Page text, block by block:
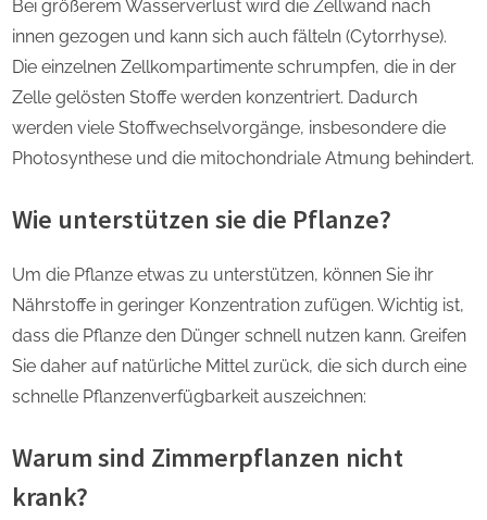
Bei größerem Wasserverlust wird die Zellwand nach
innen gezogen und kann sich auch fälteln (Cytorrhyse).
Die einzelnen Zellkompartimente schrumpfen, die in der
Zelle gelösten Stoffe werden konzentriert. Dadurch
werden viele Stoffwechselvorgänge, insbesondere die
Photosynthese und die mitochondriale Atmung behindert.
Wie unterstützen sie die Pflanze?
Um die Pflanze etwas zu unterstützen, können Sie ihr
Nährstoffe in geringer Konzentration zufügen. Wichtig ist,
dass die Pflanze den Dünger schnell nutzen kann. Greifen
Sie daher auf natürliche Mittel zurück, die sich durch eine
schnelle Pflanzenverfügbarkeit auszeichnen:
Warum sind Zimmerpflanzen nicht
krank?